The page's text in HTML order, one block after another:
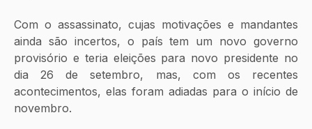
Com o assassinato, cujas motivações e mandantes
ainda são incertos, o país tem um novo governo
provisório e teria eleições para novo presidente no
dia 26 de setembro, mas, com os recentes
acontecimentos, elas foram adiadas para o início de
novembro.